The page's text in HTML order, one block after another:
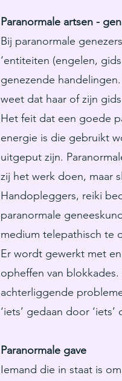
Paranormale artsen -
Bij paranormale
‘entiteiten (engelen,
genezende
weet dat haar of zijn
Het feit dat een goede
energie is die gebruikt
uitgeput zijn.
zij het werk doen, maar
Handopleggers, reiki
paranormale
medium telepathisch te
Er wordt gewerkt met
opheffen van
achterliggende
‘iets’ gedaan door
Paranormale gave
Iemand die in staat is